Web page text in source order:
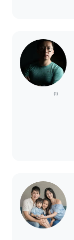
(1)